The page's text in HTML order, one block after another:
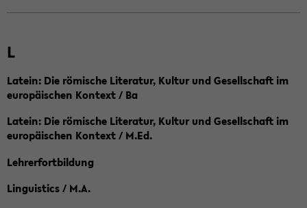
L
Latein: Die römische Literatur, Kultur und Gesellschaft im
europäischen Kontext / Ba
Latein: Die römische Literatur, Kultur und Gesellschaft im
europäischen Kontext / M.Ed.
Lehrerfortbildung
Linguistics / M.A.